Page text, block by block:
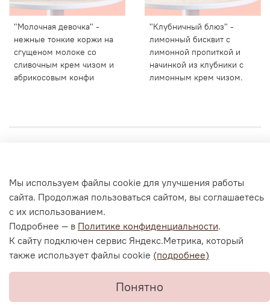
В корзину
"Молочная девочка" -
нежные тонкие коржи на
сгущеном молоке со
сливочным крем чизом и
абрикосовым конфи
"Клубничный блюз" -
лимонный бисквит с
лимонной пропиткой и
начинкой из клубники с
лимонным крем чизом.
Согласие на обработку персональных данных
Политика конфиденциальности и оферта
Согласие на ОПД с помощью «Яндекс.Метрика»
Мы используем файлы cookie для улучшения работы
сайта. Продолжая пользоваться сайтом, вы соглашаетесь
с их использованием.
Подробнее — в Политике конфиденциальности.
К сайту подключен сервис Яндекс.Метрика, который
также использует файлы cookie (подробнее)
Понятно